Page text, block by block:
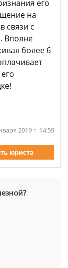
его
на
связи с
Вполне
более 6
2019 г. 14:59
юриста